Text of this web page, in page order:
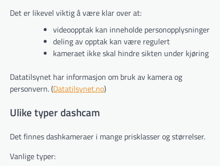
Det er likevel viktig å være klar over at:
videoopptak kan inneholde personopplysninger
deling av opptak kan være regulert
kameraet ikke skal hindre sikten under kjøring
Datatilsynet har informasjon om bruk av kamera og
personvern. (Datatilsynet.no)
Ulike typer dashcam
Det finnes dashkameraer i mange prisklasser og størrelser.
Vanlige typer: